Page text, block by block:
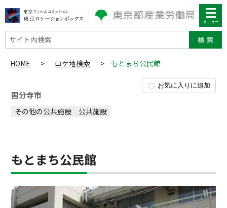
サイト内検索
HOME > ロケ地検索 > もとまち公民館
お気に入りに追加
国分寺市
その他の公共施設 公共施設
もとまち公民館